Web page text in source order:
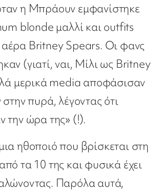
η Μπράουν εμφανίστηκε
blonde μαλλί και outfits
Britney Spears. Οι φανς
(γιατί, ναι, Μίλι ως Britney
μερικά media αποφάσισαν
στην πυρά, λέγοντας ότι
την ώρα της» (!).
ηθοποιό που βρίσκεται στη
τα 10 της και φυσικά έχει
Παρόλα αυτά,